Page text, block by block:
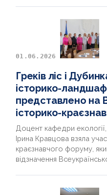
01.06.2026
Греків ліс і
історико-
представлено на
історико-
Доцент кафедри
Ірина Кравцова взяла
краєзнавчого форуму,
відзначення